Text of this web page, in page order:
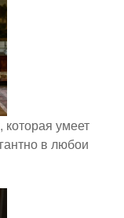
умеет
в любои